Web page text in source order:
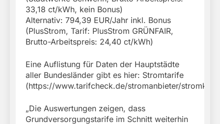
33,18 ct/kWh, kein Bonus)
Alternativ: 794,39 EUR/Jahr inkl. Bonus
(PlusStrom, Tarif: PlusStrom GRÜNFAIR,
Brutto-Arbeitspreis: 24,40 ct/kWh)
Eine Auflistung für Daten der Hauptstädte
aller Bundesländer gibt es hier: Stromtarife
(https://www.tarifcheck.de/stromanbieter/
„Die Auswertungen zeigen, dass
Grundversorgungstarife im Schnitt weiterhin